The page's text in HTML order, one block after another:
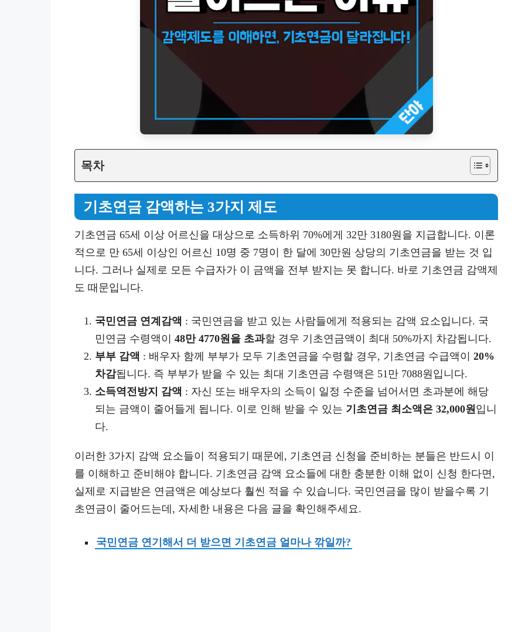
목차
기초연금 감액하는 3가지 제도
기초연금 65세 이상 어르신을 대상으로 소득하위 70%에게 32만 3180원을 지급합니다. 이론
적으로 만 65세 이상인 어르신 10명 중 7명이 한 달에 30만원 상당의 기초연금을 받는 것 입
니다. 그러나 실제로 모든 수급자가 이 금액을 전부 받지는 못 합니다. 바로 기초연금 감액제
도 때문입니다.
국민연금 연계감액 : 국민연금을 받고 있는 사람들에게 적용되는 감액 요소입니다. 국
민연금 수령액이 48만 4770원을 초과할 경우 기초연금액이 최대 50%까지 차감됩니다.
부부 감액 : 배우자 함께 부부가 모두 기초연금을 수령할 경우, 기초연금 수급액이 20%
차감됩니다. 즉 부부가 받을 수 있는 최대 기초연금 수령액은 51만 7088원입니다.
소득역전방지 감액 : 자신 또는 배우자의 소득이 일정 수준을 넘어서면 초과분에 해당
되는 금액이 줄어들게 됩니다. 이로 인해 받을 수 있는 기초연금 최소액은 32,000원 입니
다.
이러한 3가지 감액 요소들이 적용되기 때문에, 기초연금 신청을 준비하는 분들은 반드시 이
를 이해하고 준비해야 합니다. 기초연금 감액 요소들에 대한 충분한 이해 없이 신청 한다면,
실제로 지급받은 연금액은 예상보다 훨씬 적을 수 있습니다. 국민연금을 많이 받을수록 기
초연금이 줄어드는데, 자세한 내용은 다음 글을 확인해주세요.
국민연금 연기해서 더 받으면 기초연금 얼마나 깎일까?